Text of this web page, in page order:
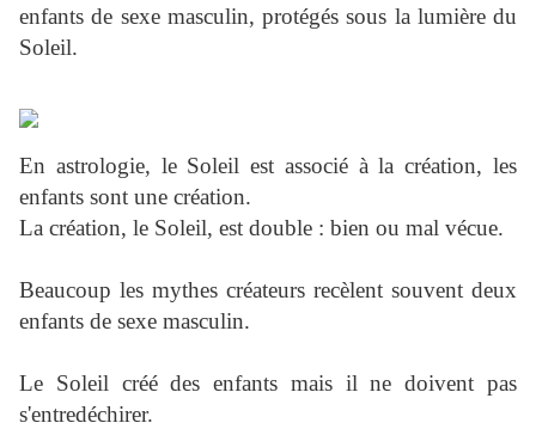
enfants de sexe masculin, protégés sous la lumière du
Soleil.
En astrologie, le Soleil est associé à la création, les
enfants sont une création.
La création, le Soleil, est double : bien ou mal vécue.
Beaucoup les mythes créateurs recèlent souvent deux
enfants de sexe masculin.
Le Soleil créé des enfants mais il ne doivent pas
s'entredéchirer.